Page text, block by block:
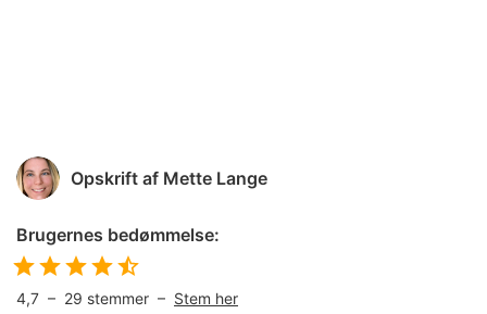
Opskrift af Mette Lange
Brugernes bedømmelse:
4,7 – 29 stemmer – Stem her